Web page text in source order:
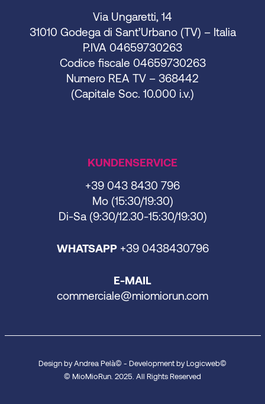
Via Ungaretti, 14
31010 Godega di Sant’Urbano (TV) – Italia
P.IVA 04659730263
Codice fiscale 04659730263
Numero REA TV – 368442
(Capitale Soc. 10.000 i.v.)
KUNDENSERVICE
+39 043 8430 796
Mo (15:30/19:30)
Di-Sa (9:30/12.30-15:30/19:30)
WHATSAPP +39 0438430796
E-MAIL
commerciale@miomiorun.com
Design by Andrea Pelà© - Development by Logicweb©
© MioMioRun. 2025. All Rights Reserved